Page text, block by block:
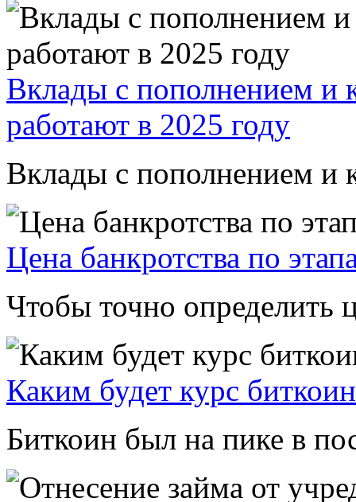
Вклады с пополнением и
работают в 2025 году
Вклады с пополнением и
Цена банкротства по
Чтобы точно определить
Каким будет курс
Биткоин был на пике в